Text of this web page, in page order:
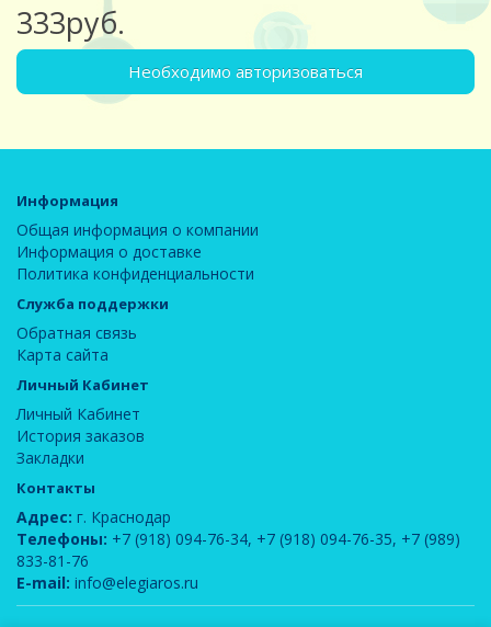
333руб.
Необходимо авторизоваться
Информация
Общая информация о компании
Информация о доставке
Политика конфиденциальности
Служба поддержки
Обратная связь
Карта сайта
Личный Кабинет
Личный Кабинет
История заказов
Закладки
Контакты
Адрес: г. Краснодар
Телефоны: +7 (918) 094-76-34, +7 (918) 094-76-35, +7 (989)
833-81-76
E-mail: info@elegiaros.ru